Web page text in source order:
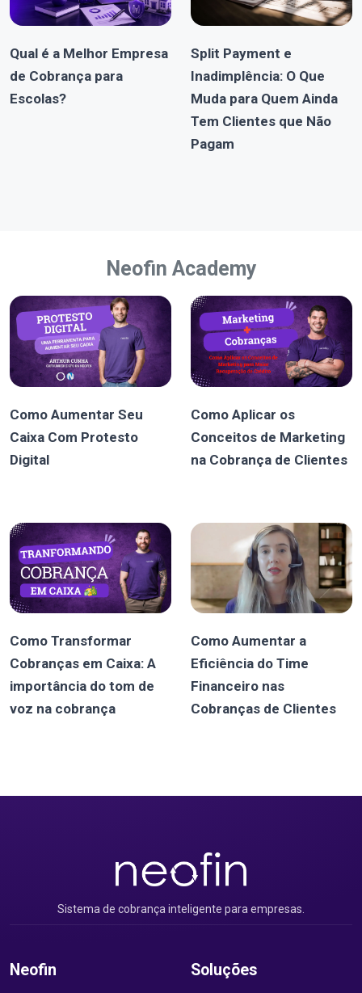
Qual é a Melhor Empresa
de Cobrança para
Escolas?
Split Payment e
Inadimplência: O Que
Muda para Quem Ainda
Tem Clientes que Não
Pagam
Neofin Academy
Como Aumentar Seu
Caixa Com Protesto
Digital
Como Aplicar os
Conceitos de Marketing
na Cobrança de Clientes
Como Transformar
Cobranças em Caixa: A
importância do tom de
voz na cobrança
Como Aumentar a
Eficiência do Time
Financeiro nas
Cobranças de Clientes
Sistema de cobrança inteligente para empresas.
Neofin Soluções